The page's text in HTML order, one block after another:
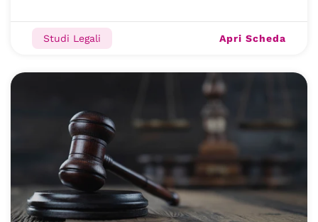
Studi Legali Apri Scheda